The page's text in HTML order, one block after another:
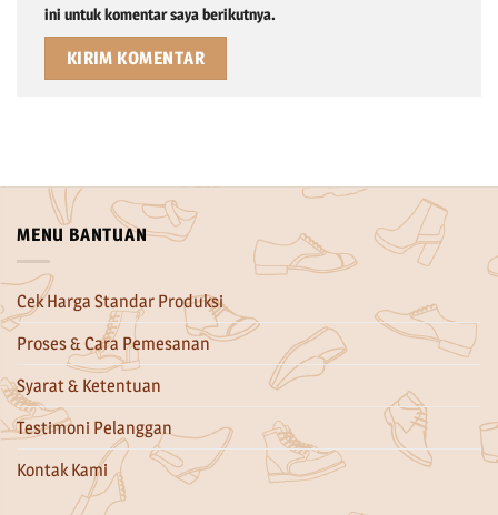
ini untuk komentar saya berikutnya.
MENU BANTUAN
Cek Harga Standar Produksi
Proses & Cara Pemesanan
Syarat & Ketentuan
Testimoni Pelanggan
Kontak Kami